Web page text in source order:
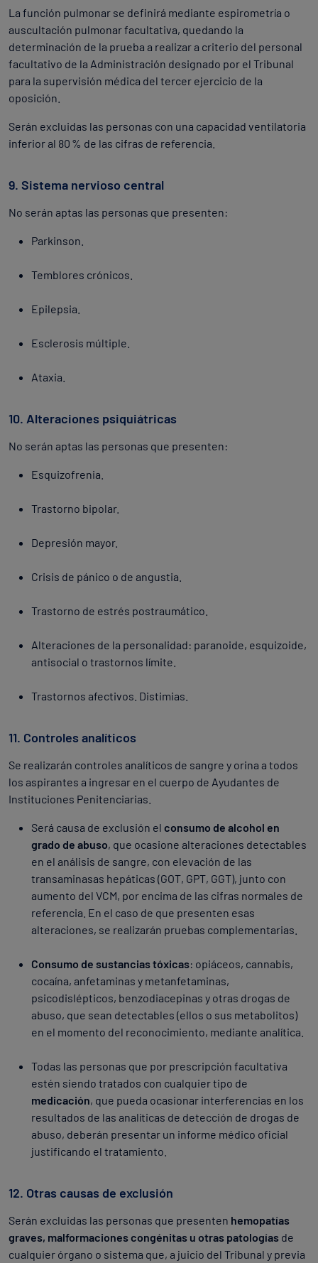
La función pulmonar se definirá mediante espirometría o
auscultación pulmonar facultativa, quedando la
determinación de la prueba a realizar a criterio del personal
facultativo de la Administración designado por el Tribunal
para la supervisión médica del tercer ejercicio de la
oposición.
Serán excluidas las personas con una capacidad ventilatoria
inferior al 80 % de las cifras de referencia.
9. Sistema nervioso central
No serán aptas las personas que presenten:
Parkinson.
Temblores crónicos.
Epilepsia.
Esclerosis múltiple.
Ataxia.
10. Alteraciones psiquiátricas
No serán aptas las personas que presenten:
Esquizofrenia.
Trastorno bipolar.
Depresión mayor.
Crisis de pánico o de angustia.
Trastorno de estrés postraumático.
Alteraciones de la personalidad: paranoide, esquizoide,
antisocial o trastornos límite.
Trastornos afectivos. Distimias.
11. Controles analíticos
Se realizarán controles analíticos de sangre y orina a todos
los aspirantes a ingresar en el cuerpo de Ayudantes de
Instituciones Penitenciarias.
Será causa de exclusión el consumo de alcohol en
grado de abuso, que ocasione alteraciones detectables
en el análisis de sangre, con elevación de las
transaminasas hepáticas (GOT, GPT, GGT), junto con
aumento del VCM, por encima de las cifras normales de
referencia. En el caso de que presenten esas
alteraciones, se realizarán pruebas complementarias.
Consumo de sustancias tóxicas: opiáceos, cannabis,
cocaína, anfetaminas y metanfetaminas,
psicodislépticos, benzodiacepinas y otras drogas de
abuso, que sean detectables (ellos o sus metabolitos)
en el momento del reconocimiento, mediante analítica.
Todas las personas que por prescripción facultativa
estén siendo tratados con cualquier tipo de
medicación, que pueda ocasionar interferencias en los
resultados de las analíticas de detección de drogas de
abuso, deberán presentar un informe médico oficial
justificando el tratamiento.
12. Otras causas de exclusión
Serán excluidas las personas que presenten hemopatías
graves, malformaciones congénitas u otras patologías de
cualquier órgano o sistema que, a juicio del Tribunal y previa